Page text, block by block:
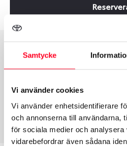
Samtycke
Vi använder cookies
Vi använder enhetsidentifierare
och annonserna till användarna,
för sociala medier och analysera
vidarebefordrar även sådana
Group
Fälg PV/C LM
Tum
17
49.5
Centre Diameter
112
Art
6497